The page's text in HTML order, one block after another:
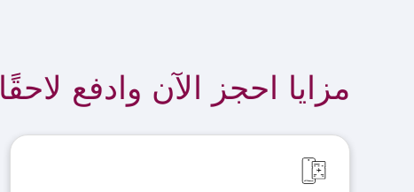
مزايا احجز الآن وادفع لاحقًا